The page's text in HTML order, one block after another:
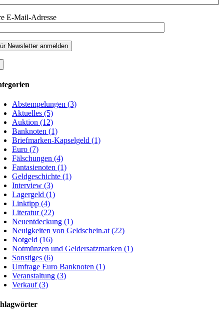
E-Mail-Adresse
Abstempelungen (3)
Aktuelles (5)
Auktion (12)
Banknoten (1)
Briefmarken-Kapselgeld (1)
Euro (7)
Fälschungen (4)
Fantasienoten (1)
Geldgeschichte (1)
Interview (3)
Lagergeld (1)
Linktipp (4)
Literatur (22)
Neuentdeckung (1)
Neuigkeiten von Geldschein.at (22)
Notgeld (16)
Notmünzen und Geldersatzmarken (1)
Sonstiges (6)
Umfrage Euro Banknoten (1)
Veranstaltung (3)
Verkauf (3)